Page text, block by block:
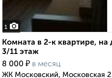
1
Комната в 2-к квартире, на
3/11 этаж
8 000 ₽ в месяц
ЖК Московский, Московская